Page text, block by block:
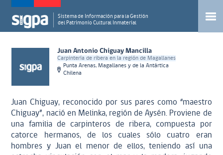
Sistema de Información para la Gestión
del Patrimonio Cultural Inmaterial
Juan Antonio Chiguay Mancilla
Carpintería de ribera en la región de Magallanes
Punta Arenas, Magallanes y de la Antártica
Chilena
Juan Chiguay, reconocido por sus pares como “maestro
Chiguay”, nació en Melinka, región de Aysén. Proviene de
una familia de carpinteros de ribera, compuesta por
catorce hermanos, de los cuales sólo cuatro eran
hombres y Juan el menor de ellos, teniendo así una